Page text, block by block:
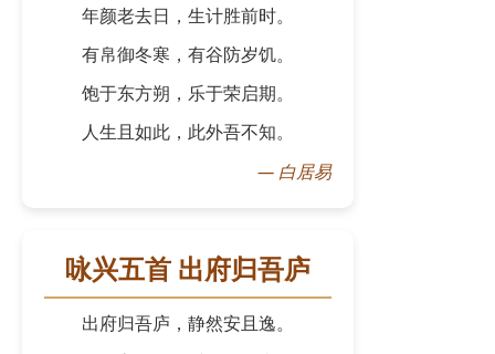
年颜老去日，生计胜前时。
有帛御冬寒，有谷防岁饥。
饱于东方朔，乐于荣启期。
人生且如此，此外吾不知。
— 白居易
咏兴五首 出府归吾庐
出府归吾庐，静然安且逸。